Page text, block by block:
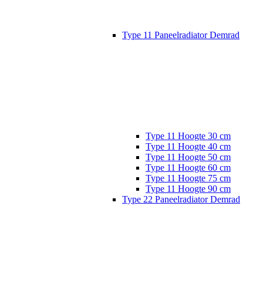
Type 11 Paneelradiator Demrad
Type 11 Hoogte 30 cm
Type 11 Hoogte 40 cm
Type 11 Hoogte 50 cm
Type 11 Hoogte 60 cm
Type 11 Hoogte 75 cm
Type 11 Hoogte 90 cm
Type 22 Paneelradiator Demrad